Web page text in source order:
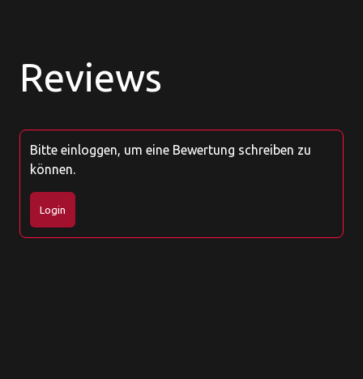
Reviews
Bitte einloggen, um eine Bewertung schreiben zu
können.
Login